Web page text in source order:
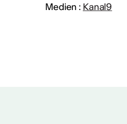
Medien : Kanal9